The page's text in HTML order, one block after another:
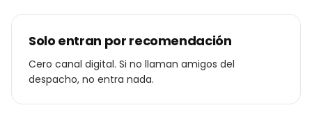
Solo entran por recomendación
Cero canal digital. Si no llaman amigos del
despacho, no entra nada.